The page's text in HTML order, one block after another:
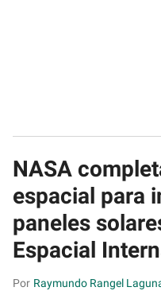
NASA
espacial para
paneles
Espacial
Raymundo Rangel